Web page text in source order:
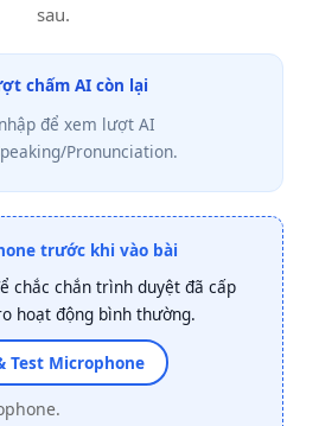
sau.
chấm AI còn lại
để xem lượt AI
Pronunciation.
trước khi vào bài
chắc chắn trình duyệt đã cấp
hoạt động bình thường.
Test Microphone